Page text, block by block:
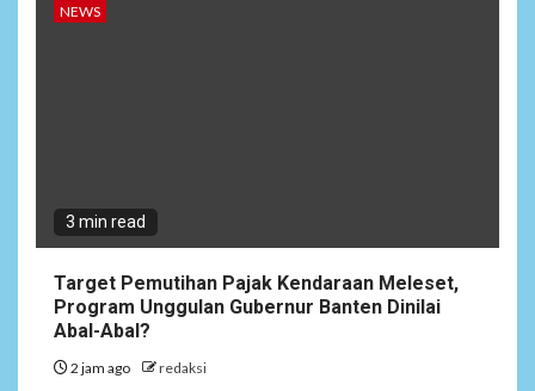
NEWS
3 min read
Target Pemutihan Pajak Kendaraan Meleset,
Program Unggulan Gubernur Banten Dinilai
Abal-Abal?
2 jam ago redaksi